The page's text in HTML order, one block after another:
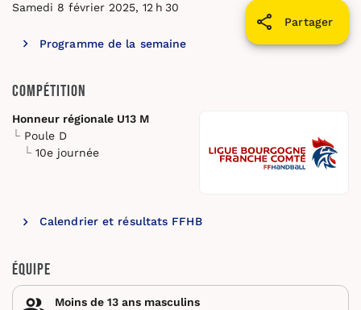
Partager
Samedi 8 février 2025, 12 h 30
Programme de la semaine
Compétition
Honneur régionale U13 M
Poule D
10e journée
Calendrier et résultats FFHB
Équipe
Moins de 13 ans masculins